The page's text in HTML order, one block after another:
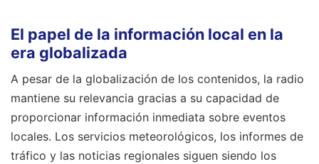
El papel de la información local en la
era globalizada
A pesar de la globalización de los contenidos, la radio
mantiene su relevancia gracias a su capacidad de
proporcionar información inmediata sobre eventos
locales. Los servicios meteorológicos, los informes de
tráfico y las noticias regionales siguen siendo los